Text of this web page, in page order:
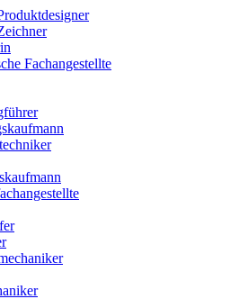
Fachangestellte